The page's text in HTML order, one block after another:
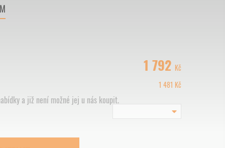
1 792 Kč
1 481 Kč
a již není možné jej u nás koupit.